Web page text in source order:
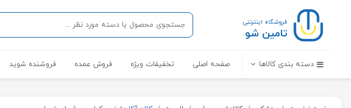
فروشگاه اینترنتی
تامین شو
دسته بندی کالاها صفحه اصلی تخفیفات ویژه فروش عمده فروشنده شوید